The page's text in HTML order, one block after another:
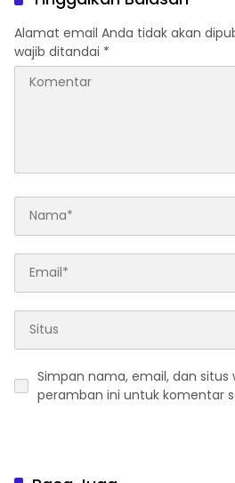
Alamat email Anda tidak akan
wajib ditandai *
Simpan nama, email, dan situs
peramban ini untuk komentar